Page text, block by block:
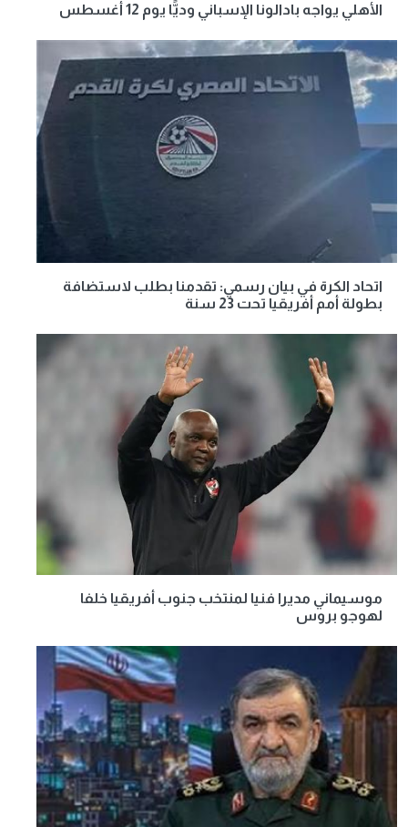
الأهلي يواجه بادالونا الإسباني وديًّا يوم 12 أغسطس
اتحاد الكرة في بيان رسمي: تقدمنا بطلب لاستضافة
بطولة أمم أفريقيا تحت 23 سنة
موسيماني مديرا فنيا لمنتخب جنوب أفريقيا خلفا
لهوجو بروس